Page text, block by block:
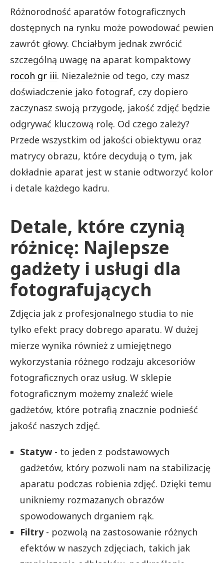
Różnorodność aparatów fotograficznych
dostępnych na rynku może powodować pewien
zawrót głowy. Chciałbym jednak zwrócić
szczególną uwagę na aparat kompaktowy
rocoh gr iii. Niezależnie od tego, czy masz
doświadczenie jako fotograf, czy dopiero
zaczynasz swoją przygodę, jakość zdjęć będzie
odgrywać kluczową rolę. Od czego zależy?
Przede wszystkim od jakości obiektywu oraz
matrycy obrazu, które decydują o tym, jak
dokładnie aparat jest w stanie odtworzyć kolor
i detale każdego kadru.
Detale, które czynią
różnicę: Najlepsze
gadżety i usługi dla
fotografujących
Zdjęcia jak z profesjonalnego studia to nie
tylko efekt pracy dobrego aparatu. W dużej
mierze wynika również z umiejętnego
wykorzystania różnego rodzaju akcesoriów
fotograficznych oraz usług. W sklepie
fotograficznym możemy znaleźć wiele
gadżetów, które potrafią znacznie podnieść
jakość naszych zdjęć.
Statyw - to jeden z podstawowych
gadżetów, który pozwoli nam na stabilizację
aparatu podczas robienia zdjęć. Dzięki temu
unikniemy rozmazanych obrazów
spowodowanych drganiem rąk.
Filtry- pozwolą na zastosowanie różnych
efektów w naszych zdjęciach, takich jak